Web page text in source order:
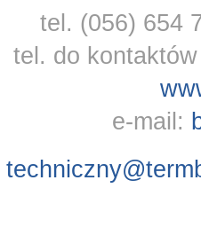
tel. (056) 654
tel. do
e-mail: